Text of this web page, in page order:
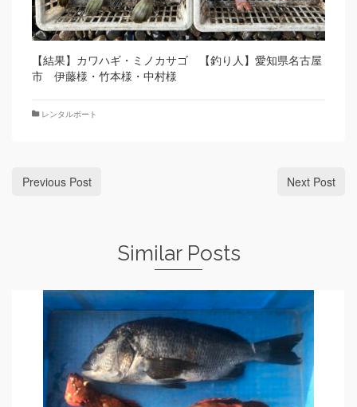
【結果】カワハギ・ミノカサゴ 【釣り人】愛知県名古屋
市 伊藤様・竹本様・中村様
レンタルボート
Previous Post Next Post
Similar Posts